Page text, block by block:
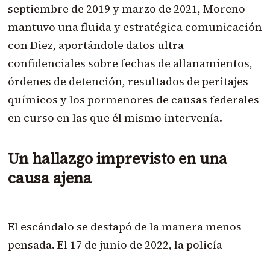
septiembre de 2019 y marzo de 2021, Moreno
mantuvo una fluida y estratégica comunicación
con Diez, aportándole datos ultra
confidenciales sobre fechas de allanamientos,
órdenes de detención, resultados de peritajes
químicos y los pormenores de causas federales
en curso en las que él mismo intervenía.
Un hallazgo imprevisto en una
causa ajena
El escándalo se destapó de la manera menos
pensada. El 17 de junio de 2022, la policía